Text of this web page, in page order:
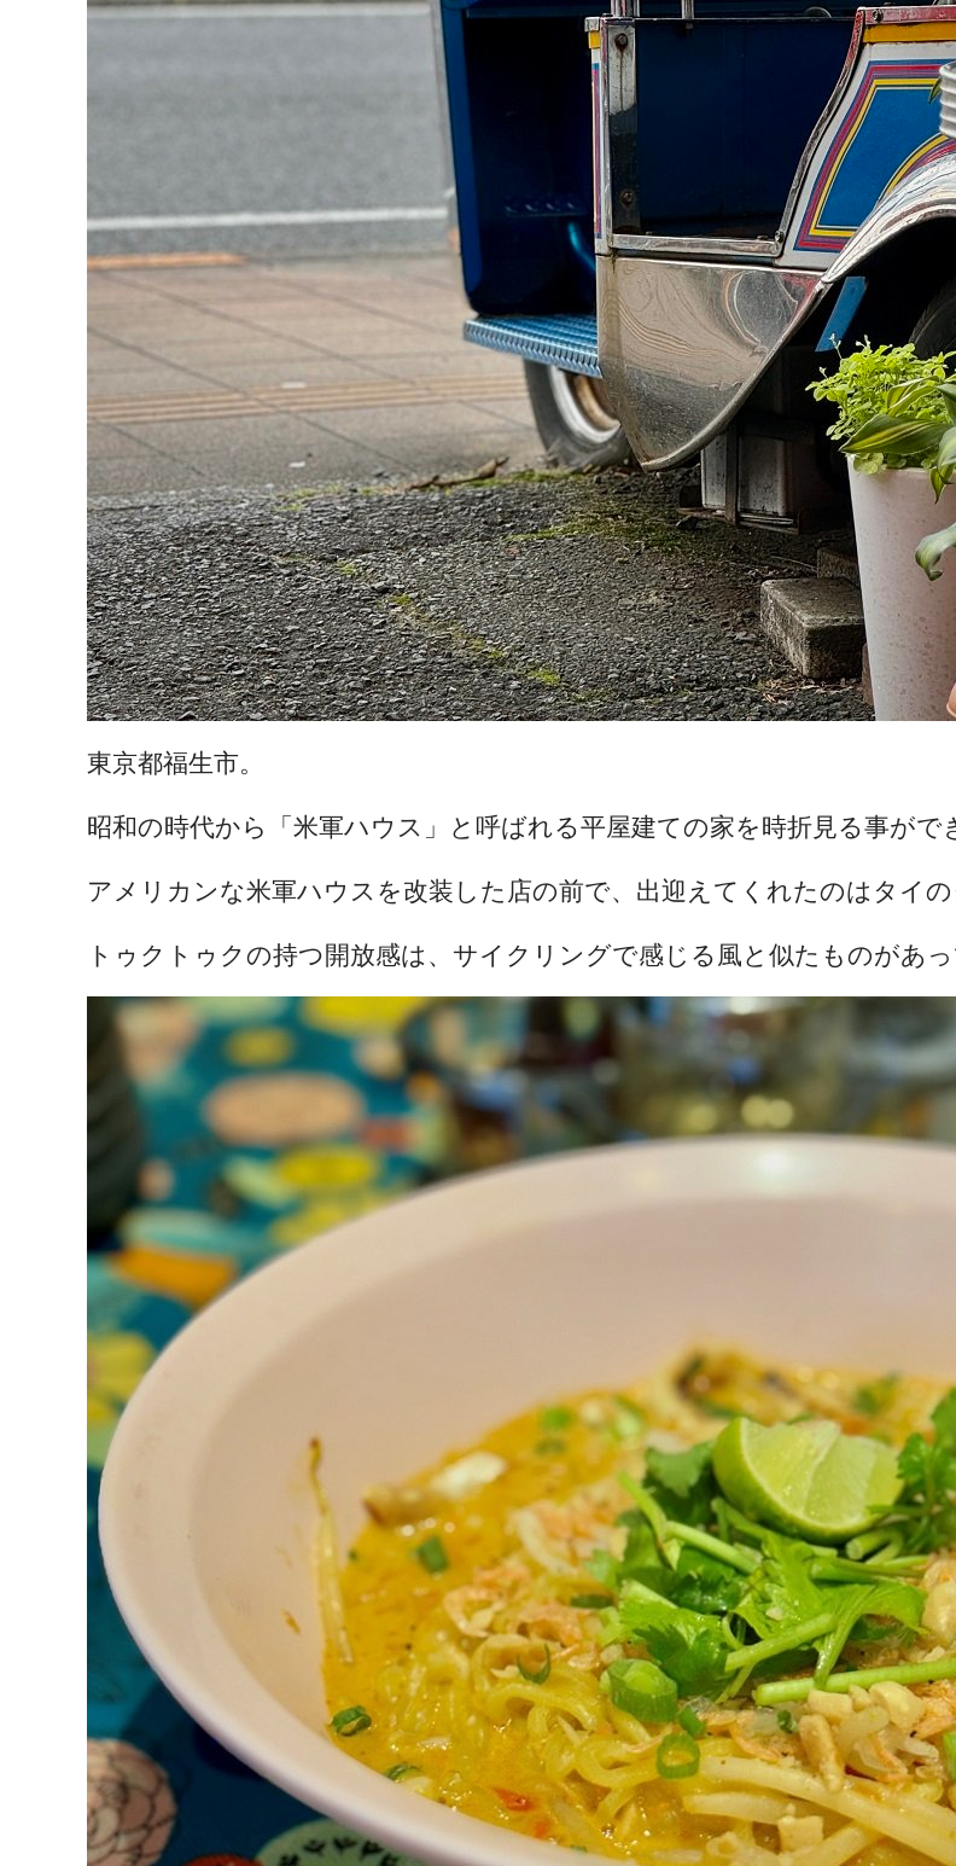
東京都福生市。
昭和の時代から「米軍ハウス」と呼ばれる平屋建ての家を時折見る事がで
アメリカンな米軍ハウスを改装した店の前で、出迎えてくれたのはタイ
トゥクトゥクの持つ開放感は、サイクリングで感じる風と似たものがあっ